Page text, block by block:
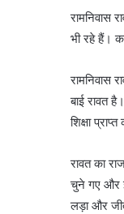
रामनिवास
भी रहे हैं।
रामनिवास
बाई रावत
शिक्षा
रावत का
चुने गए और
लड़ा और